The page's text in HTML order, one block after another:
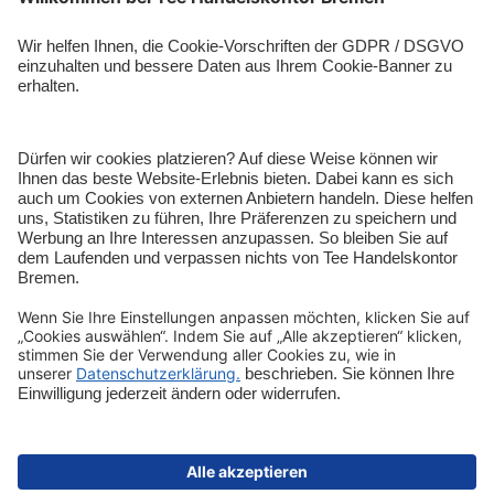
Shop-Service
Schnelle Lieferung
Vertrag widerrufen
Datenschutz Cookie-Einstellungen